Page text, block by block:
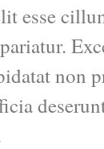
esse
non